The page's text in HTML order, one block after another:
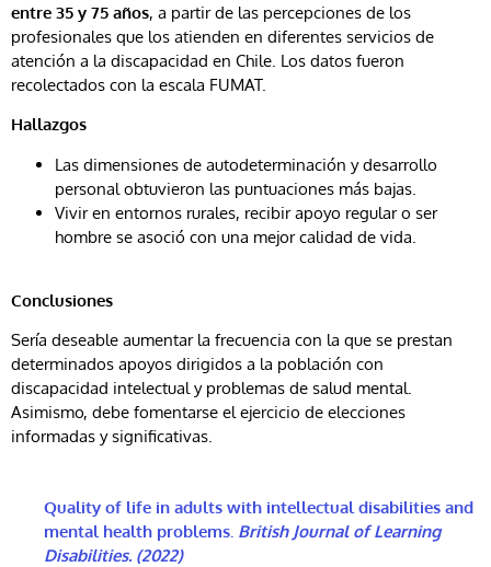
entre 35 y 75 años, a partir de las percepciones de los
profesionales que los atienden en diferentes servicios de
atención a la discapacidad en Chile. Los datos fueron
recolectados con la escala FUMAT.
Hallazgos
Las dimensiones de autodeterminación y desarrollo
personal obtuvieron las puntuaciones más bajas.
Vivir en entornos rurales, recibir apoyo regular o ser
hombre se asoció con una mejor calidad de vida.
Conclusiones
Sería deseable aumentar la frecuencia con la que se prestan
determinados apoyos dirigidos a la población con
discapacidad intelectual y problemas de salud mental.
Asimismo, debe fomentarse el ejercicio de elecciones
informadas y significativas.
Quality of life in adults with intellectual disabilities and
mental health problems. British Journal of Learning
Disabilities. (2022)